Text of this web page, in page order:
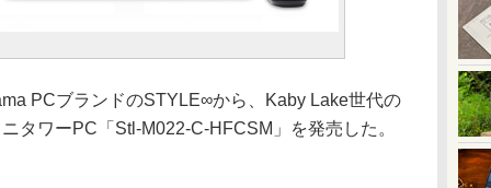
PCブランドのSTYLE∞から、Kaby Lake世代の
タワーPC「Stl-M022-C-HFCSM」を発売した。